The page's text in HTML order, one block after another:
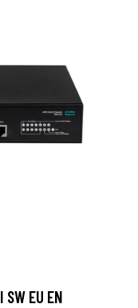
EU EN